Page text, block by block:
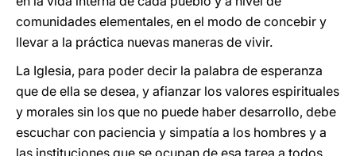
comunidades elementales, en el modo de concebir y
llevar a la práctica nuevas maneras de vivir.
La Iglesia, para poder decir la palabra de esperanza
que de ella se desea, y afianzar los valores espirituales
y morales sin los que no puede haber desarrollo, debe
escuchar con paciencia y simpatía a los hombres y a
las instituciones que se ocupan de esa tarea a todos